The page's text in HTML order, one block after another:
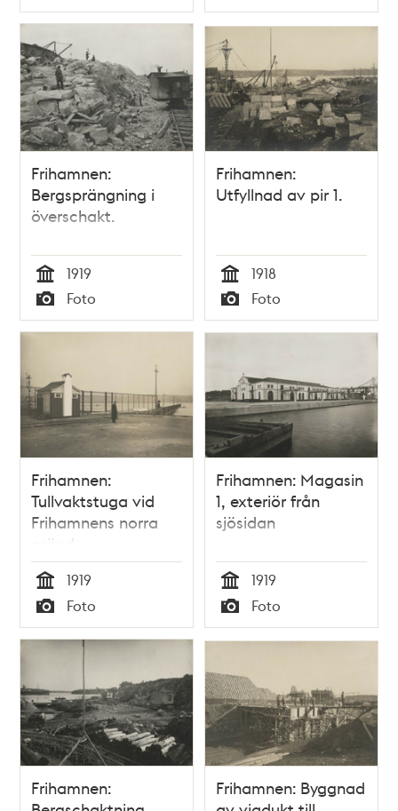
Typ Typ
Frihamnen:
Bergsprängning i
överschakt.
Tid
1919
Typ
Foto
Frihamnen:
Utfyllnad av pir 1.
Tid
1918
Typ
Foto
Frihamnen:
Tullvaktstuga vid
Frihamnens norra
gränd
Tid
1919
Typ
Foto
Frihamnen: Magasin
1, exteriör från
sjösidan
Tid
1919
Typ
Foto
Frihamnen:
Frihamnen: Byggnad